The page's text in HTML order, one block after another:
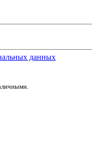
данных